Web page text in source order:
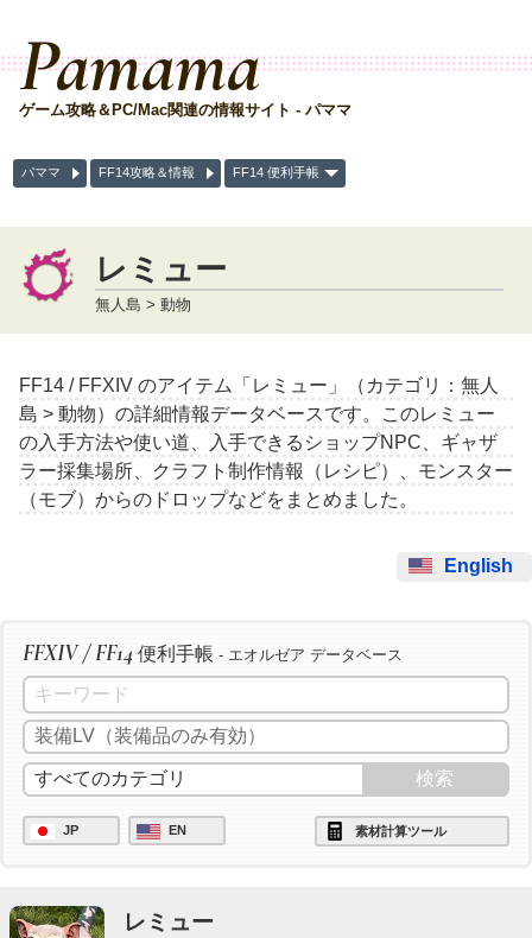
Pamama
ゲーム攻略＆PC/Mac関連の情報サイト - パママ
パママ FF14攻略＆情報 FF14 便利手帳
レミュー
無人島 > 動物
FF14 / FFXIV のアイテム「レミュー」（カテゴリ：無人
島 > 動物）の詳細情報データベースです。このレミュー
の入手方法や使い道、入手できるショップNPC、ギャザ
ラー採集場所、クラフト制作情報（レシピ）、モンスター
（モブ）からのドロップなどをまとめました。
English
FFXIV / FF14 便利手帳 - エオルゼア データベース
JP EN 素材計算ツール
レミュー